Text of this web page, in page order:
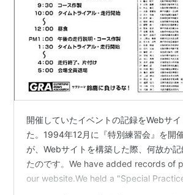
開催していたイベントの記録をWebサ
た。1994年12月に『特別練習会』を開
が、Webサイトを構築した際、何故か
たのです。We have added records of
our website.We held a "Special